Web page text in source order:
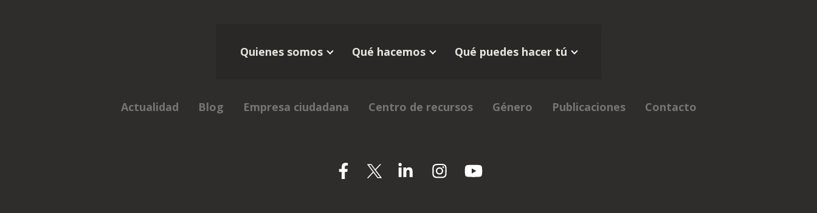
Quienes somos Qué hacemos Qué puedes hacer tú
Actualidad Blog Empresa ciudadana Centro de recursos Género Publicaciones Contacto